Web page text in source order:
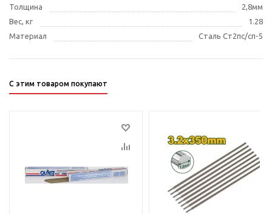
Толщина
2,8мм
Вес, кг
1.28
Материал
Сталь Ст2пс/сп-5
С этим товаром покупают